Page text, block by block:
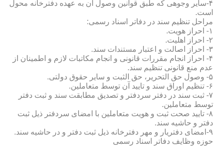
۴-سایر وجوهی که طبق قوانین وصول آن به عهده دفترخانه محول
است.
مراحل تنظیم سند در دفاتر اسناد رسمی:
۱- احراز هویت.
۲- احراز اهلیت.
۳- احراز اصالت و اعتبار مستندات سند.
۴- احراز انجام مقررات قانونی و انجام مکاتبات لازم و اطمینان از
عدم منع قانونی تنظیم سند.
۵- وصول حق التحریر، حق الثبت و سایر حقوق دولتی.
۶- تنظیم اوراق سند و تایید آن توسط متعاملین.
۷- ثبت سند در دفتر سردفتر و تصدیق مطابقت سند و ثبت دفتر
توسط متعاملین.
۸- تایید صحت ثبت و هویت متعاملین با امضای سردفتر ذیل ثبت
دفتر و حاشیه سند.
۹-امضای دفتریار و مهر دفترخانه ذیل ثبت دفتر و در حاشیه سند.
حوزه وظایف دفاتر اسناد رسمی